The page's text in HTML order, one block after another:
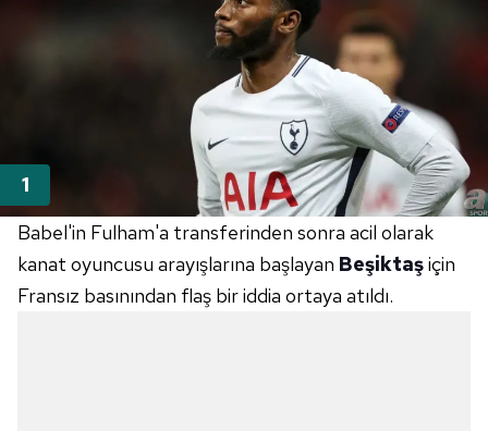
Babel'in Fulham'a transferinden sonra acil olarak
kanat oyuncusu arayışlarına başlayan Beşiktaşiçin
Fransız basınından flaş bir iddia ortaya atıldı.